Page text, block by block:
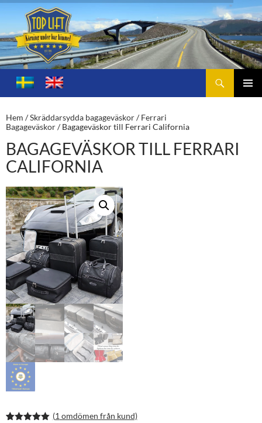
Toplift.se – för körning under bar himmel
HOPPA
TILL
Hem /Skräddarsydda bagageväskor/Ferrari
Bagageväskor/ Bagageväskor till Ferrari California
BAGAGEVÄSKOR TILL FERRARI
CALIFORNIA
(1 omdömen från kund)